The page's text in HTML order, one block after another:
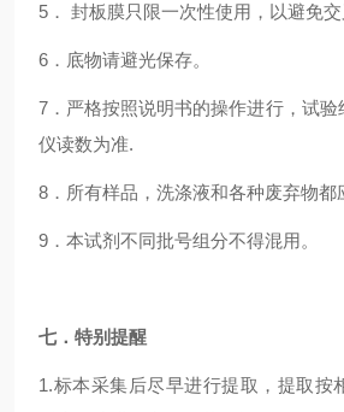
5 ． 封板膜只限一次性使用，以避免交
6 ．底物请避光保存。
7 ．严格按照说明书的操作进行，试
仪读数为准.
8 ．所有样品，洗涤液和各种废弃物都
9 ．本试剂不同批号组分不得混用。
七．特别提醒
1.标本采集后尽早进行提取，提取按